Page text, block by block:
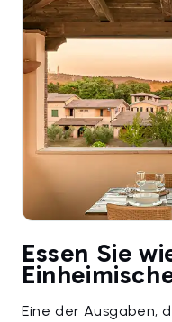
Essen Sie
Eine der Ausgaben,